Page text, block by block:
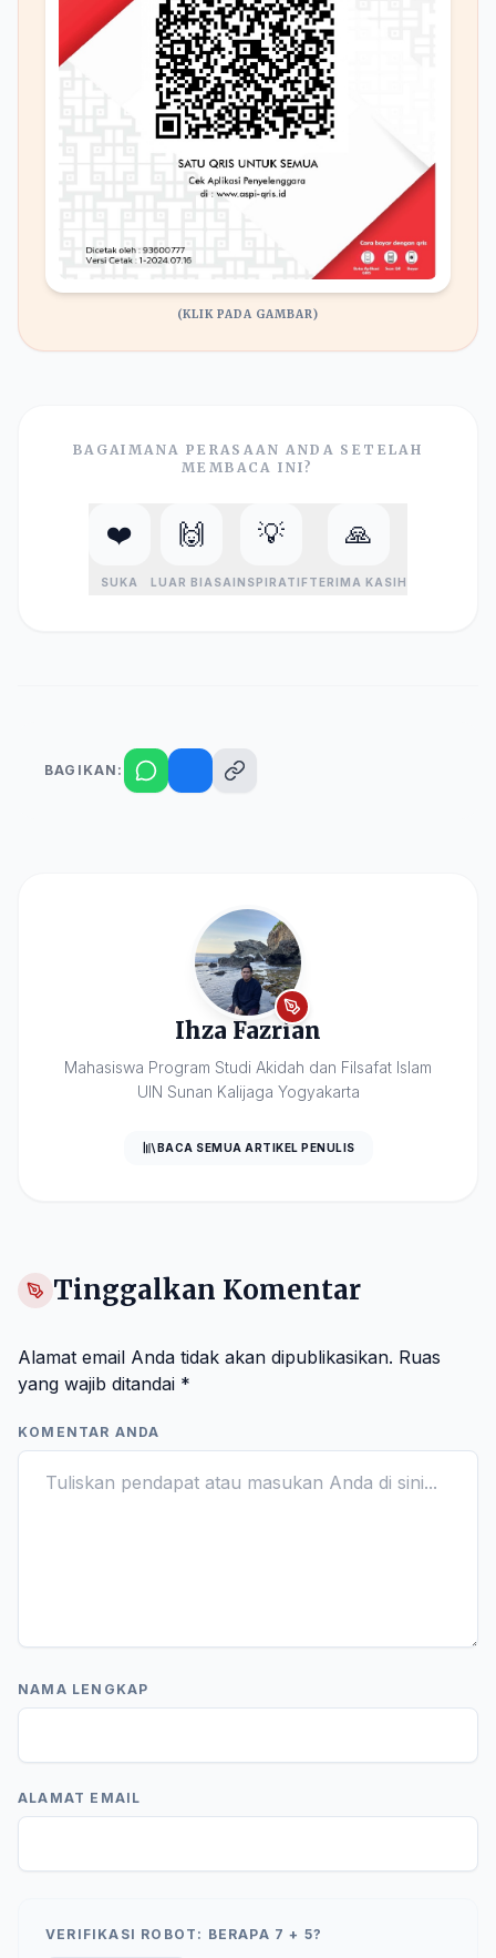
(KLIK PADA GAMBAR)
BAGAIMANA PERASAAN ANDA SETELAH
MEMBACA INI?
❤️
SUKA
🙌
LUAR BIASA
💡
INSPIRATIF
🙏
TERIMA KASIH
BAGIKAN:
Ihza Fazrian
Mahasiswa Program Studi Akidah dan Filsafat Islam
UIN Sunan Kalijaga Yogyakarta
BACA SEMUA ARTIKEL PENULIS
Tinggalkan Komentar
Alamat email Anda tidak akan dipublikasikan. Ruas
yang wajib ditandai *
KOMENTAR ANDA
NAMA LENGKAP
ALAMAT EMAIL
VERIFIKASI ROBOT: BERAPA 7 + 5?